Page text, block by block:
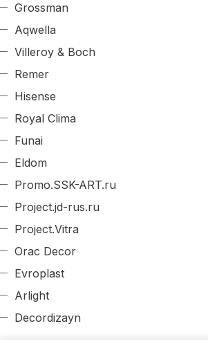
Grossman
Aqwella
Villeroy & Boch
Remer
Hisense
Royal Clima
Funai
Eldom
Promo.SSK-ART.ru
Project.jd-rus.ru
Project.Vitra
Orac Decor
Evroplast
Arlight
Decordizayn